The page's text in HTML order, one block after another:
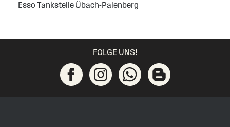
Esso Tankstelle Übach-Palenberg
FOLGE UNS!